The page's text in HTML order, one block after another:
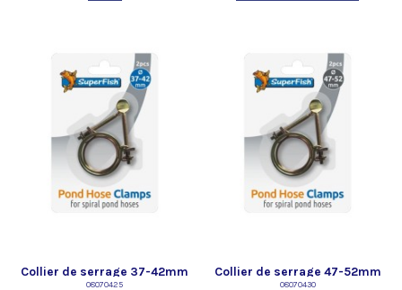
Collier de serrage 37-42mm
08070425
Collier de serrage 47-52mm
08070430